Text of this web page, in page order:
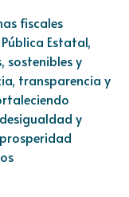
fiscales
Estatal,
sostenibles y
transparencia y
y